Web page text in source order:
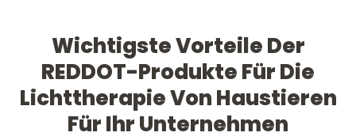
helfen, das Marktsegment der nächsten Generation
anzuführen.Wichtigste Vorteile Der
REDDOT-Produkte Für Die
Lichttherapie Von Haustieren
Für Ihr Unternehmen